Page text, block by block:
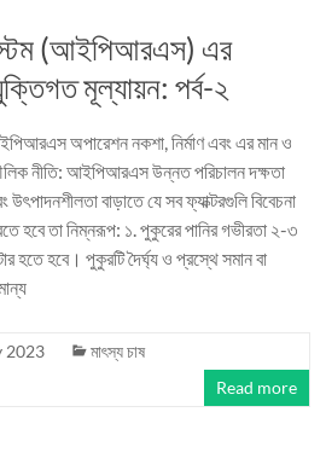
(আইপিআরএস) এর
মূল্যায়ন: পর্ব-২
অপারেশন নকশা, নির্মাণ এবং এর মান ও
নীতি: আইপিআরএস উন্নত পরিচালন দক্ষতা
উৎপাদনশীলতা বাড়াতে যে সব ফ্যাক্টরগুলি বিবেচনা
হবে তা নিম্নরূপ: ১. পুকুরের পানির গভীরতা ২-৩
হতে হবে। পুকুরটি দৈর্ঘ্য ও প্রস্থে সমান বা
2023
মাৎস্য চাষ
Read more